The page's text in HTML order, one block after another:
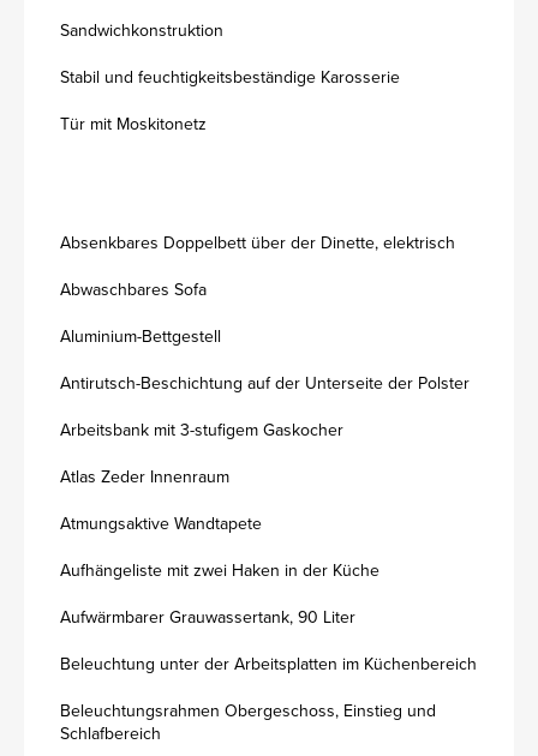
Sandwichkonstruktion
Stabil und feuchtigkeitsbeständige Karosserie
Tür mit Moskitonetz
Absenkbares Doppelbett über der Dinette, elektrisch
Abwaschbares Sofa
Aluminium-Bettgestell
Antirutsch-Beschichtung auf der Unterseite der Polster
Arbeitsbank mit 3-stufigem Gaskocher
Atlas Zeder Innenraum
Atmungsaktive Wandtapete
Aufhängeliste mit zwei Haken in der Küche
Aufwärmbarer Grauwassertank, 90 Liter
Beleuchtung unter der Arbeitsplatten im Küchenbereich
Beleuchtungsrahmen Obergeschoss, Einstieg und
Schlafbereich